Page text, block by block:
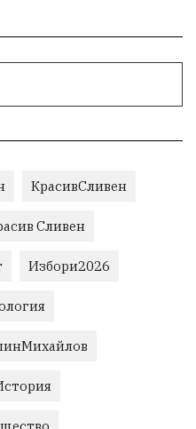
КрасивСливен
Сливен
Избори2026